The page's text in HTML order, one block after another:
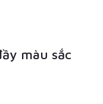
màu sắc